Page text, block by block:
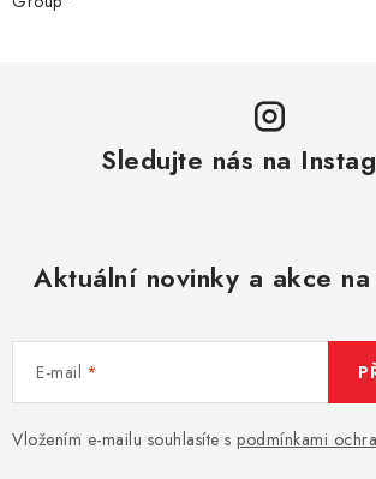
Sledujte nás na
Aktuální novinky a akce
E-mail
Vložením e-mailu souhlasíte s podmínkami